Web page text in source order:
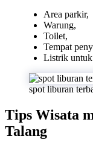
Area parkir,
Warung,
Toilet,
Tempat
Listrik untuk
spot liburan
Tips Wisata
Talang